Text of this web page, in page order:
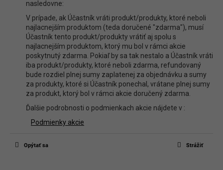
nasledovne:
V prípade, ak Účastník vráti produkt/produkty, ktoré neboli
najlacnejším produktom (teda doručené "zdarma"), musí
Účastník tento produkt/produkty vrátiť aj spolu s
najlacnejším produktom, ktorý mu bol v rámci akcie
poskytnutý zdarma. Pokiaľ by sa tak nestalo a Účastník vráti
iba produkt/produkty, ktoré neboli zdarma, refundovaný
bude rozdiel plnej sumy zaplatenej za objednávku a sumy
za produkty, ktoré si Účastník ponechal, vrátane plnej sumy
za produkt, ktorý bol v rámci akcie doručený zdarma.
Ďalšie podrobnosti o podmienkach akcie nájdete v :
Podmienky akcie
Opýtať sa Strážiť